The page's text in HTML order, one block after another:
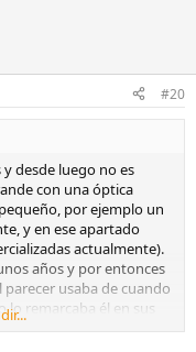
#20
desde luego no es
con una óptica
por ejemplo un
y en ese apartado
actualmente).
años y por entonces
usaba de cuando
lo remarcaba él en sus
que más bien